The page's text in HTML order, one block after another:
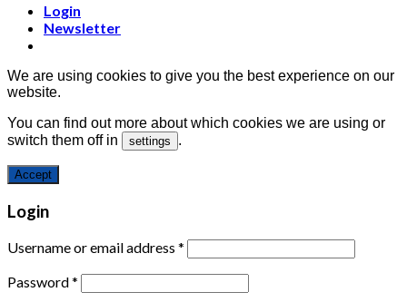
Login
Newsletter
We are using cookies to give you the best experience on our
website.
You can find out more about which cookies we are using or
switch them off in
settings .
Accept
Login
Username or email address *
Password*